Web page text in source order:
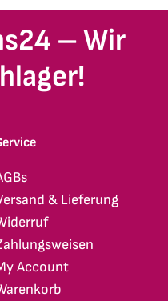
– Wir
& Lieferung
Account